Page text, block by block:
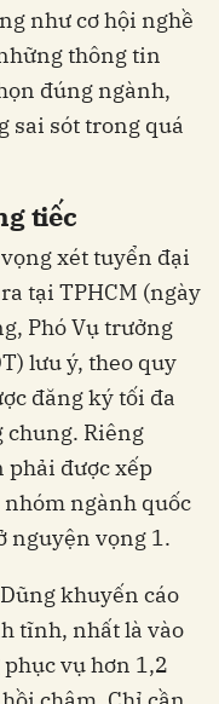
như cơ hội nghề
thông tin
đúng ngành,
sai sót trong quá
tiếc
xét tuyển đại
tại TPHCM (ngày
Phó Vụ trưởng
lưu ý, theo quy
đăng ký tối đa
chung. Riêng
phải được xếp
ngành quốc
nguyện vọng 1.
khuyến cáo
tĩnh, nhất là vào
vụ hơn 1,2